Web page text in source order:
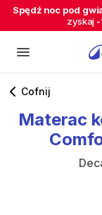
Spędź noc pod
zyskaj -
Cofnij
Materac